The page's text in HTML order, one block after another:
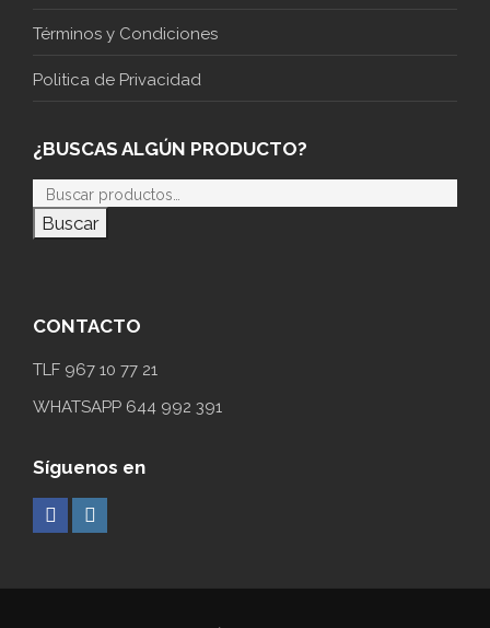
Términos y Condiciones
Politica de Privacidad
¿BUSCAS ALGÚN PRODUCTO?
Buscar
CONTACTO
TLF 967 10 77 21
WHATSAPP 644 992 391
Síguenos en